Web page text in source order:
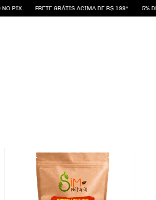
FRETE GRÁTIS ACIMA DE R$ 199* 5% DESCONTO